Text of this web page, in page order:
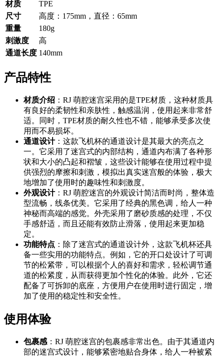
材质
TPE
尺寸
高度：175mm，直径：65mm
重量
180g
刺激度
高
通道长度 140mm
产品特性
材质介绍 ：RJ 萌腔迷宫采用的是TPE材质，这种材质具
有良好的柔韧性和亲肤性，触感温润，使用起来非常舒
适。同时，TPE材质的耐久性也不错，能够承受多次使
用而不易损坏。
通道设计：这款飞机杯的通道设计是其最大的亮点之
一。它采用了迷宫式的内部结构，通道内布满了各种形
状和大小的凸起和褶皱，这些设计能够在使用过程中提
供强烈的摩擦和刺激，模拟出真实迷宫般的体验，极大
地增加了使用时的趣味性和刺激度。
外观设计：RJ 萌腔迷宫的外观设计简洁而时尚，整体造
型流畅，线条优美。它采用了经典的黑色调，给人一种
神秘而高端的感觉。外壳采用了磨砂质感的处理，不仅
手感舒适，而且还能有效防止滑落，使用起来更加稳
定。
功能特点 ：除了迷宫式的通道设计外，这款飞机杯还具
备一些实用的功能特点。例如，它的开口处设计了可调
节的松紧带，可以根据个人的喜好和需求，轻松调节通
道的松紧度，从而获得更加个性化的体验。此外，它还
配备了可拆卸的底座，方便用户在使用时进行固定，增
加了使用的稳定性和安全性。
使用体验
包裹感 ：RJ 萌腔迷宫的包裹感非常出色。由于其通道内
部的迷宫式设计，能够紧密地贴合身体，给人一种被紧